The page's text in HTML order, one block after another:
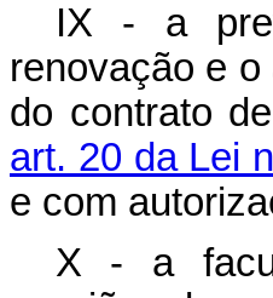
IX - a
renovação e
do contrato
art. 20 da Lei
e com
X - a